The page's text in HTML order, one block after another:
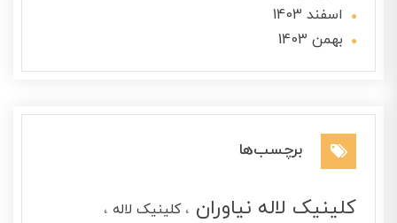
اسفند 1403
بهمن 1403
برچسب‌ها
کلینیک لاله نیاوران
کلینیک لاله